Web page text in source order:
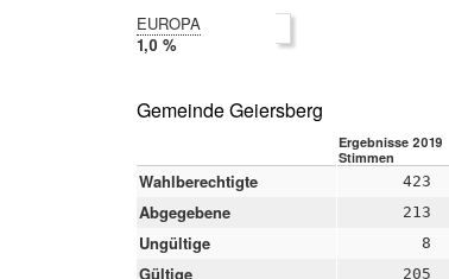
nicht
teilgenommen
EUROPA
2019:
1,0 %
teilgenommen
Gemeinde Geiersberg
Ergebnisse 2019
Stimmen
Wahlberechtigte 423
Abgegebene 213
Ungültige 8
Gültige 205